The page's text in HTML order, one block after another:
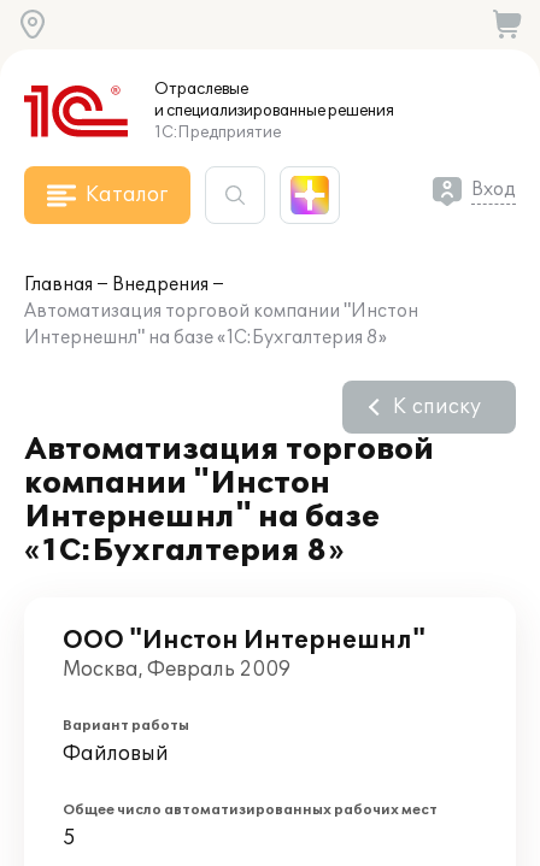
Отраслевые
и специализированныерешения
1С:Предприятие
Каталог Вход
Главная
Внедрения
Автоматизация торговой компании "Инстон
Интернешнл" на базе «1С:Бухгалтерия 8»
Автоматизация торговой
компании "Инстон
Интернешнл" на базе
«1С:Бухгалтерия 8»
К списку
ООО "Инстон Интернешнл"
Москва, Февраль 2009
Вариант работы
Файловый
Общее число автоматизированных рабочих мест
5